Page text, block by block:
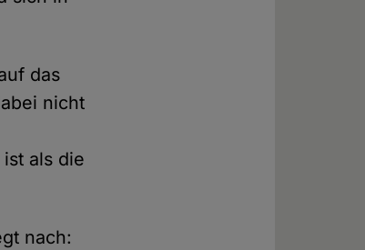
das
nicht
als die
nach: